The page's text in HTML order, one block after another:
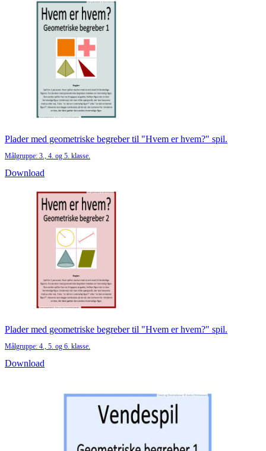
Plader med geometriske begreber til "Hvem er hvem?" spil.
Målgruppe: 3., 4. og 5. klasse.
Download
Plader med geometriske begreber til "Hvem er hvem?" spil.
Målgruppe: 4., 5. og 6. klasse.
Download